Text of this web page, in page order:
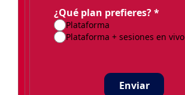
¿Qué plan prefieres? *
Plataforma
Plataforma + sesiones en vivo
Enviar